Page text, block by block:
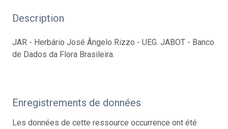
Description
JAR - Herbário José Ângelo Rizzo - UEG. JABOT - Banco
de Dados da Flora Brasileira.
Enregistrements de données
Les données de cette ressource occurrence ont été